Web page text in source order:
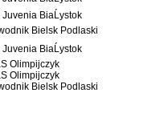
BiaĹystok
Bielsk Podlaski
BiaĹystok
Olimpijczyk
Olimpijczyk
Bielsk Podlaski